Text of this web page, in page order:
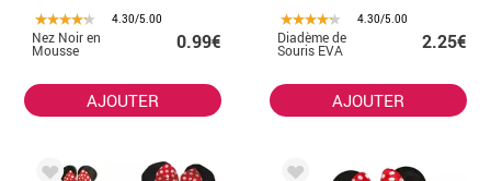
4.30/5.00
Nez Noir en
Mousse 0.99€
AJOUTER
4.30/5.00
Diadème de
Souris EVA 2.25€
AJOUTER